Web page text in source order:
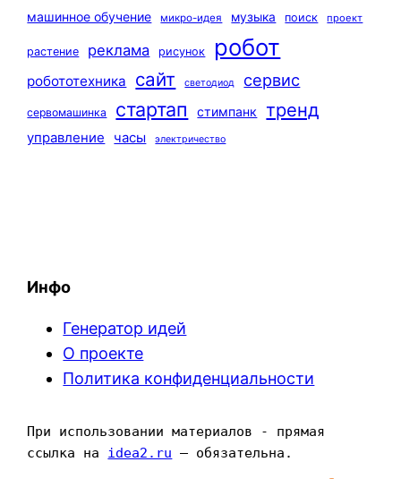
машинное обучение
микро-идея музыка поиск проект
растение реклама рисунок робот
робототехника сайт светодиод сервис
сервомашинка стартап стимпанк тренд
управление часы электричество
Инфо
Генератор идей
О проекте
Политика конфиденциальности
При использовании материалов - прямая
ссылка на idea2.ru — обязательна.